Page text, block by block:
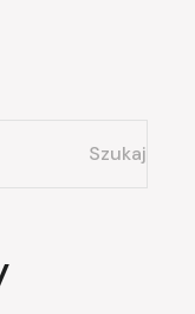
Szukaj